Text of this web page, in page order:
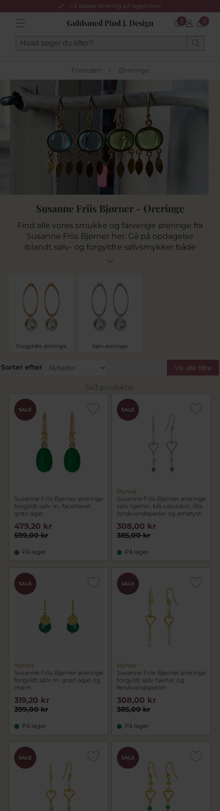
1-3 dages levering på lagervarer
0 0
Forsiden / Øreringe
Susanne Friis Bjørner - Øreringe
Find alle vores smukke og farverige øreringe fra
Susanne Friis Bjørner her. Gå på opdagelse
iblandt sølv- og forgyldte sølvsmykker både
med og uden sten. Susanne Friis Bjørner er især
farver der passer til ethvert humør og enhver
stil. Se alle øreringene her. Vi tilbyder fri fragt til
Forgyldte øreringe Sølv øreringe
Sorter efter Vis alle filtre
543 produkter
SALE
Susanne Friis Bjørner øreringe
forgyldt sølv m. facetteret
grøn agat
599,00 kr
479,20 kr
På lager
SALE
Nyhed
Susanne Friis Bjørner øreringe
sølv hjerter, blå calcedon, lilla
ferskvandsperler og ametyst
385,00 kr
308,00 kr
På lager
SALE
Nyhed
Susanne Friis Bjørner øreringe
forgyldt sølv m. grøn agat og
mønt
399,00 kr
319,20 kr
På lager
SALE
Nyhed
Susanne Friis Bjørner øreringe
forgyldt sølv hjerter og
ferskvandsperler
385,00 kr
308,00 kr
På lager
SALE SALE